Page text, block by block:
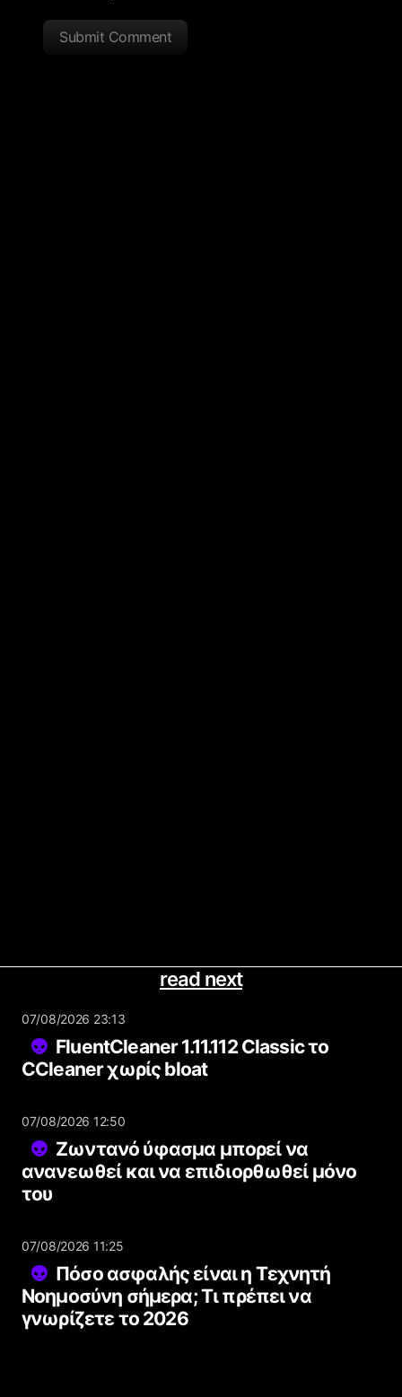
Submit Comment
read next
07/08/2026 23:13
FluentCleaner 1.11.112 Classic το
CCleaner χωρίς bloat
07/08/2026 12:50
Ζωντανό ύφασμα μπορεί να
ανανεωθεί και να επιδιορθωθεί μόνο
του
07/08/2026 11:25
Πόσο ασφαλής είναι η Τεχνητή
Νοημοσύνη σήμερα; Τι πρέπει να
γνωρίζετε το 2026